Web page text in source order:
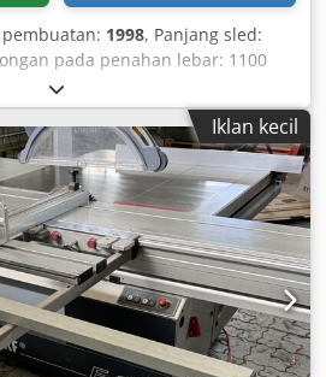
1998, Panjang sled:
pada penahan lebar: 1100
pada penahan potong panjang:
Pisau scoring: tidak
mata gergaji: manual / engkol
mata gergaji: manual / engkol
manual Indikasi sudut mata
pemotongan: - Indikasi
mistar potong panjang: skala
mm Kecepatan putaran: 4000
motor: ya - otomatis Koneksi
mm Panjang mesin: 3000 mm
sekitar 1000 kg
Iklan kecil